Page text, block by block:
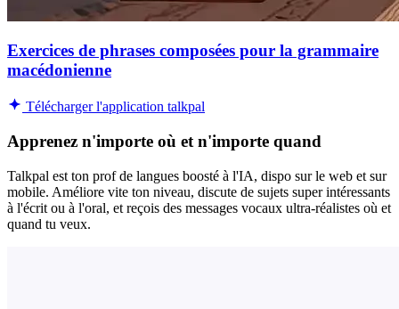
Exercices de phrases composées pour la grammaire
macédonienne
Télécharger l'application talkpal
Apprenez n'importe où et n'importe quand
Talkpal est ton prof de langues boosté à l'IA, dispo sur le web et sur
mobile. Améliore vite ton niveau, discute de sujets super intéressants
à l'écrit ou à l'oral, et reçois des messages vocaux ultra-réalistes où et
quand tu veux.